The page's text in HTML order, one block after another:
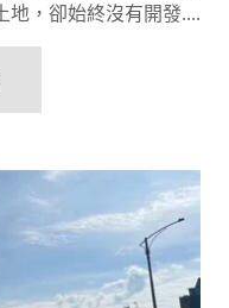
地，卻始終沒有開發....